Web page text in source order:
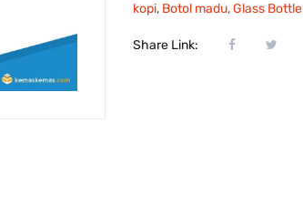
kopi, Botol madu,Glass Bottle
Share Link: